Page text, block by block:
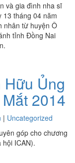
và gia đình nha sĩ
13 tháng 04 năm
nhân từ huyện Ô
tỉnh Đồng Nai
Ủng
2014
| Uncategorized
góp cho chương
ICAN).